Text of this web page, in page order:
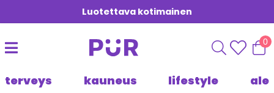
Luotettava kotimainen
0
terveys kauneus lifestyle ale